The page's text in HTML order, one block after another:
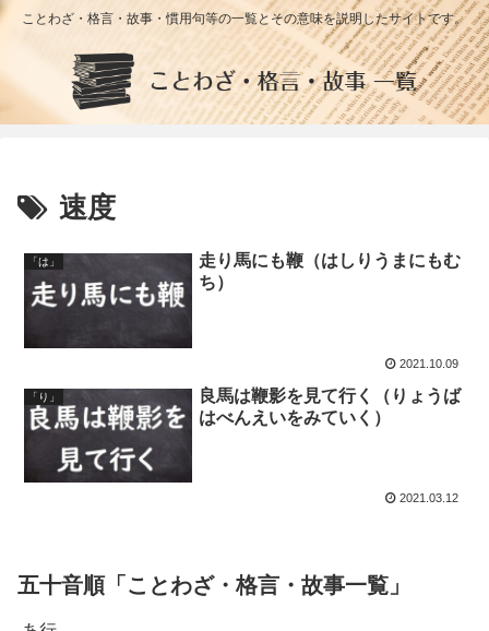
ことわざ・格言・故事・慣用句等の一覧とその意味を説明したサイトです。
速度
「は」
走り馬にも鞭（はしりうまにもむ
ち）
2021.10.09
「り」
良馬は鞭影を見て行く（りょうば
はべんえいをみていく）
2021.03.12
五十音順「ことわざ・格言・故事一覧」